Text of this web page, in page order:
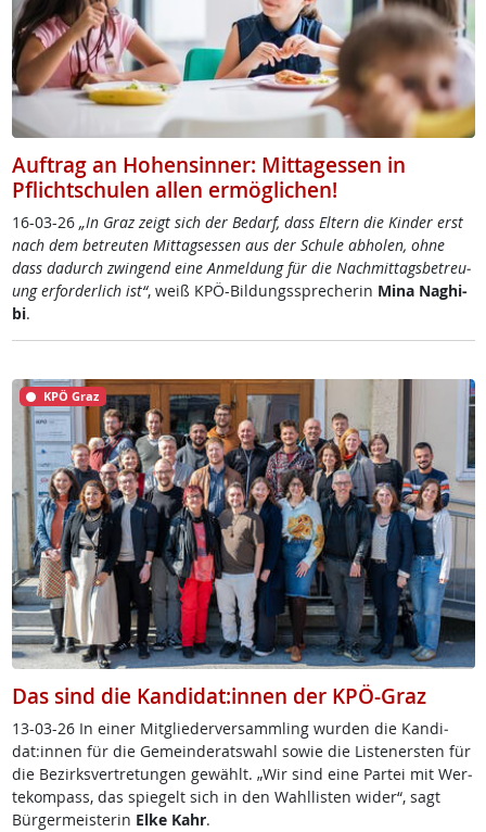
Auftrag an Hohensinner: Mittagessen in
Pflichtschulen allen ermöglichen!
16-03-26 „In Graz zeigt sich der Be­darf, dass El­tern die Kin­der erst
nach dem be­t­reu­ten Mit­tag­s­es­sen aus der Schu­le ab­ho­len, oh­ne
dass da­durch zwin­gend ei­ne An­mel­dung für die Nach­mit­tags­be­t­reu­
ung er­for­der­lich ist“, weiß KPÖ-Bil­dungs­sp­re­che­rin Mi­na Na­ghi­
bi.
KPÖ Graz
Das sind die Kandidat:innen der KPÖ-Graz
13-03-26 In ei­ner Mit­g­lie­der­ver­samm­ling wur­den die Kan­di­
dat:in­nen für die Ge­mein­de­rats­wahl so­wie die Lis­te­n­ers­ten für
die Be­zirks­ver­t­re­tun­gen ge­wählt. „Wir sind ei­ne Par­tei mit Wer­
te­kom­pass, das spie­gelt sich in den Wahl­lis­ten wi­der“, sagt
Bür­ger­meis­te­rin El­ke Kahr.